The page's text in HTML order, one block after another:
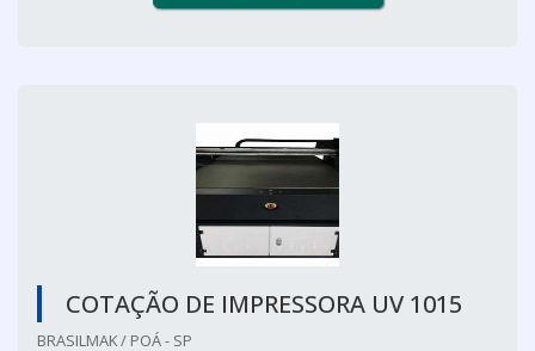
COTAÇÃO DE IMPRESSORA UV 1015
BRASILMAK / POÁ - SP